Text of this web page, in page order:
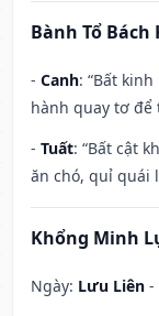
Bành Tổ Bách
- Canh: “Bất
hành quay tơ
- Tuất: “Bất cật
ăn chó, quỉ quái
Khổng Minh
Ngày: Lưu Liên -